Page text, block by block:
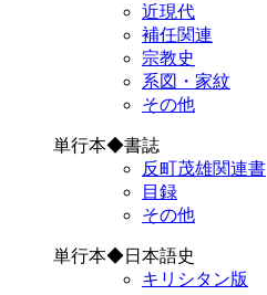
近現代
補任関連
宗教史
系図・家紋
その他
単行本◆書誌
反町茂雄関連書
目録
その他
単行本◆日本語史
キリシタン版